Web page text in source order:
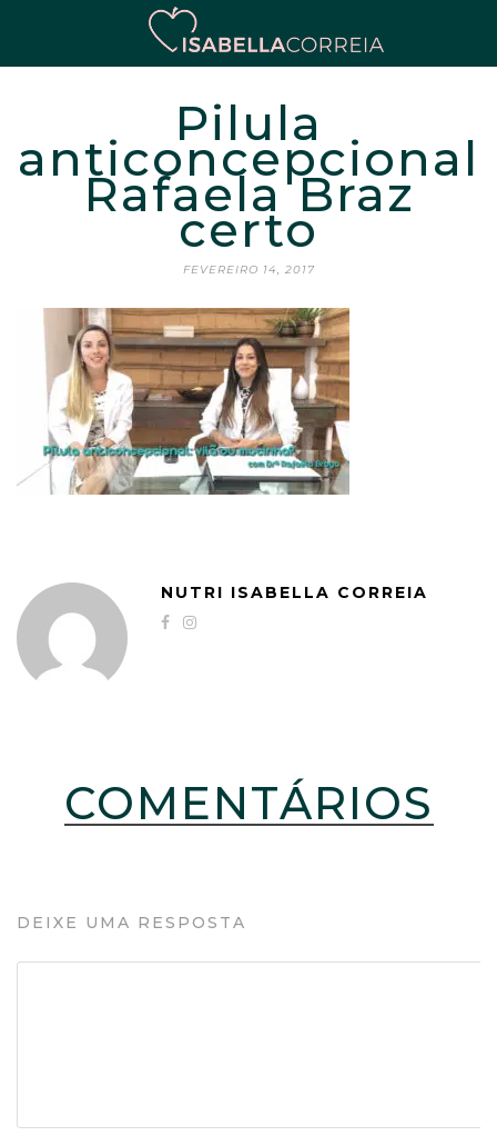
Pilula
anticoncepcional
Rafaela Braz
certo
FEVEREIRO 14, 2017
NUTRI ISABELLA CORREIA
COMENTÁRIOS
DEIXE UMA RESPOSTA